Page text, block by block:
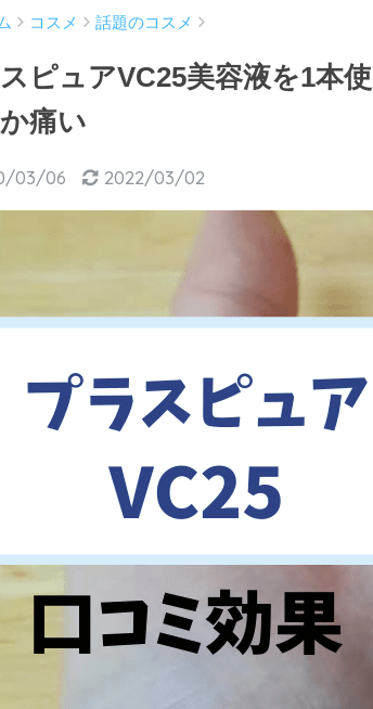
コスメ 話題のコスメ
ピュアVC25美容液を1本
痛い
03/06 2022/03/02